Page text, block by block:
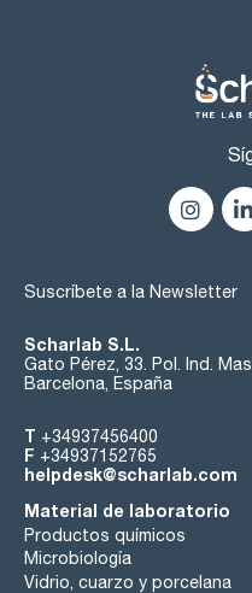
Suscríbete a la Newsletter
Scharlab S.L.
Gato Pérez, 33. Pol. Ind.
Barcelona, España
T +34937456400
F +34937152765
helpdesk@scharlab.com
Material de laboratorio
Productos químicos
Microbiología
Vidrio, cuarzo y porcelana